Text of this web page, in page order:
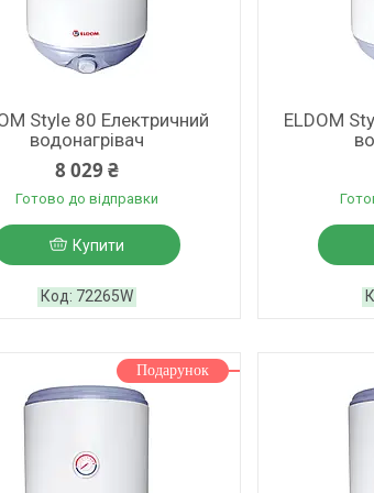
Style 80 Електричний
водонагрівач
8 029 ₴
Готово до відправки
Купити
72265W
ELDOM
Подарунок